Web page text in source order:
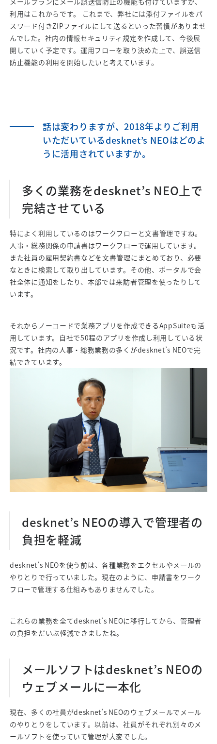
利用はこれからです。 これまで、弊社には添付ファイルをパ
スワード付きZIPファイルにして送るといった習慣がありませ
んでした。社内の情報セキュリティ規定を作成して、今後展
開していく予定です。運用フローを取り決めた上で、誤送信
防止機能の利用を開始したいと考えています。
話は変わりますが、2018年よりご利用
いただいているdesknet’s NEOはどのよ
うに活用されていますか。
多くの業務をdesknet’s NEO上で
完結させている
特によく利用しているのはワークフローと文書管理ですね。
人事・総務関係の申請書はワークフローで運用しています。
また社員の雇用契約書などを文書管理にまとめており、必要
なときに検索して取り出しています。その他、ポータルで会
社全体に通知をしたり、本部では来訪者管理を使ったりして
います。
それからノーコードで業務アプリを作成できるAppSuiteも活
用しています。自社で50程のアプリを作成し利用している状
況です。社内の人事・総務業務の多くがdesknet’s NEOで完
結できています。
desknet’s NEOの導入で管理者の
負担を軽減
desknet’s NEOを使う前は、各種業務をエクセルやメールの
やりとりで行っていました。現在のように、申請書をワーク
フローで管理する仕組みもありませんでした。
これらの業務を全てdesknet’s NEOに移行してから、管理者
の負担をだいぶ軽減できましたね。
メールソフトはdesknet’s NEOの
ウェブメールに一本化
現在、多くの社員がdesknet’s NEOのウェブメールでメール
のやりとりをしています。以前は、社員がそれぞれ別々のメ
ールソフトを使っていて管理が大変でした。